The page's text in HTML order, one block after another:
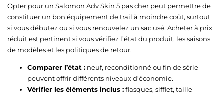
Opter pour un Salomon Adv Skin 5 pas cher peut permettre de
constituer un bon équipement de trail à moindre coût, surtout
si vous débutez ou si vous renouvelez un sac usé. Acheter à prix
réduit est pertinent si vous vérifiez l’état du produit, les saisons
de modèles et les politiques de retour.
Comparer l’état : neuf, reconditionné ou fin de série
peuvent offrir différents niveaux d’économie.
Vérifier les éléments inclus :flasques, sifflet, taille